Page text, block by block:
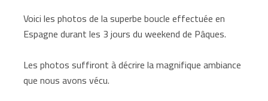
Voici les photos de la superbe boucle effectuée en
Espagne durant les 3 jours du weekend de Pâques.
Les photos suffiront à décrire la magnifique ambiance
que nous avons vécu.